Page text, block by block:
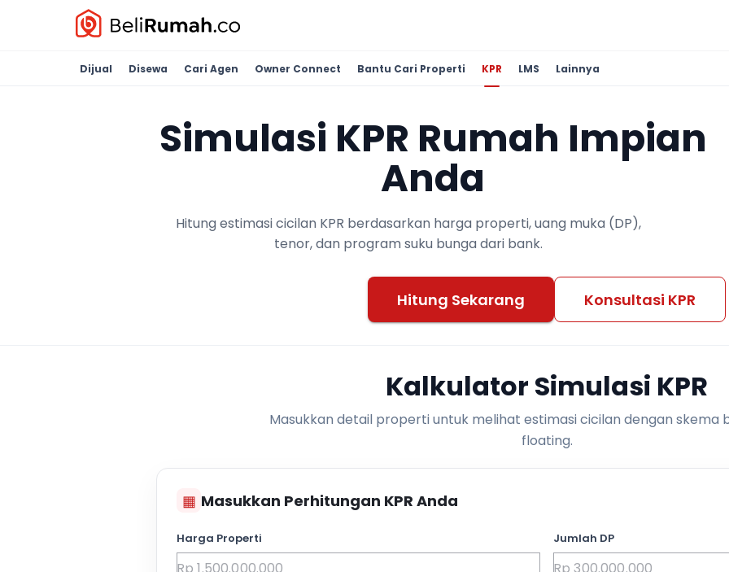
Dijual Disewa Cari Agen Owner Connect Bantu Cari Properti KPR LMS Lainnya
Simulasi KPR Rumah Impian
Anda
Hitung estimasi cicilan KPR berdasarkan harga properti, uang muka (DP),
tenor, dan program suku bunga dari bank.
Hitung Sekarang Konsultasi KPR
Kalkulator Simulasi KPR
Masukkan detail properti untuk melihat estimasi cicilan dengan skema
floating.
▦ Masukkan Perhitungan KPR Anda
Harga Properti Jumlah DP